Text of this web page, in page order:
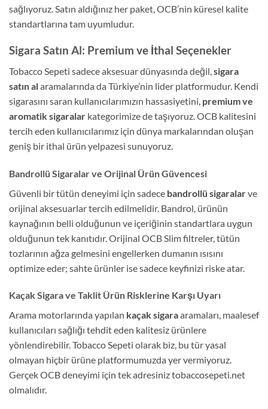
sağlıyoruz. Satın aldığınız her paket, OCB’nin küresel kalite
standartlarına tam uyumludur.
Sigara Satın Al: Premium ve İthal Seçenekler
Tobacco Sepeti sadece aksesuar dünyasında değil,sigara
satın alaramalarında da Türkiye’nin lider platformudur. Kendi
sigarasını saran kullanıcılarımızın hassasiyetini, premium ve
aromatik sigaralar kategorimize de taşıyoruz. OCB kalitesini
tercih eden kullanıcılarımız için dünya markalarından oluşan
geniş bir ithal ürün yelpazesi sunuyoruz.
Bandrollü Sigaralar ve Orijinal Ürün Güvencesi
Güvenli bir tütün deneyimi için sadece bandrollü sigaralarve
orijinal aksesuarlar tercih edilmelidir. Bandrol, ürünün
kaynağının belli olduğunun ve içeriğinin standartlara uygun
olduğunun tek kanıtıdır. Orijinal OCB Slim filtreler, tütün
tozlarının ağza gelmesini engellerken dumanın ısısını
optimize eder; sahte ürünler ise sadece keyfinizi riske atar.
Kaçak Sigara ve Taklit Ürün Risklerine Karşı Uyarı
Arama motorlarında yapılan kaçak sigaraaramaları, maalesef
kullanıcıları sağlığı tehdit eden kalitesiz ürünlere
yönlendirebilir. Tobacco Sepeti olarak biz, bu tür yasal
olmayan hiçbir ürüne platformumuzda yer vermiyoruz.
Gerçek OCB deneyimi için tek adresiniz tobaccosepeti.net
olmalıdır.